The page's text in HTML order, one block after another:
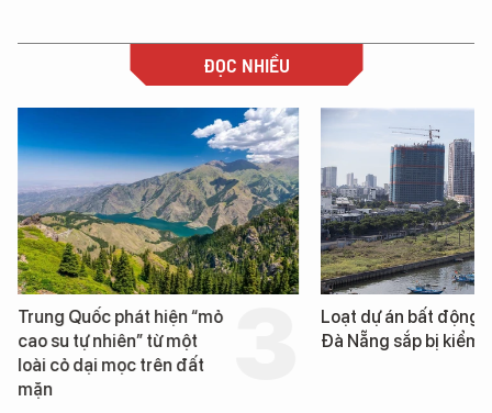
ĐỌC NHIỀU
Trung Quốc phát hiện “mỏ
cao su tự nhiên” từ một
loài cỏ dại mọc trên đất
mặn
Loạt dự án bất động
Đà Nẵng sắp bị kiểm